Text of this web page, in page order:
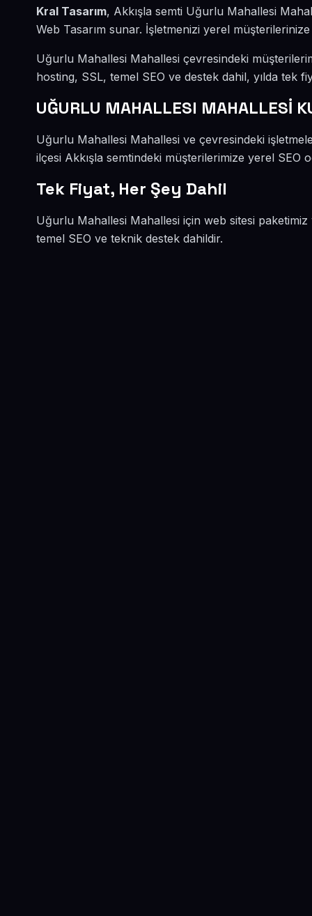
Kral Tasarım, Akkışla semti Uğurlu Mahallesi
Web Tasarım sunar. İşletmenizi yerel
Uğurlu Mahallesi Mahallesi çevresindeki
hosting, SSL, temel SEO ve destek dahil, yılda tek
UĞURLU MAHALLESI MAHALLESİ
Uğurlu Mahallesi Mahallesi ve çevresindeki
ilçesi Akkışla semtindeki müşterilerimize yerel SEO
Tek Fiyat, Her Şey Dahil
Uğurlu Mahallesi Mahallesi için web sitesi paketimiz
temel SEO ve teknik destek dahildir.